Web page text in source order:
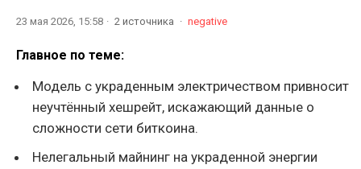
23 мая 2026, 15:58 2 источника negative
Главное по теме:
Модель с украденным электричеством привносит
неучтённый хешрейт, искажающий данные о
сложности сети биткоина.
Нелегальный майнинг на украденной энергии